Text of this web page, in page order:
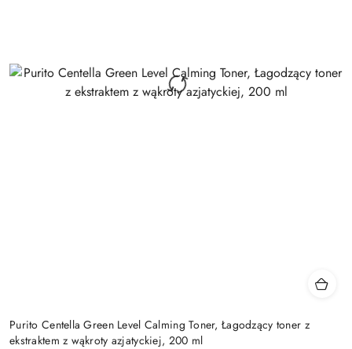
Purito Centella Green Level Calming Toner, Łagodzący toner z
ekstraktem z wąkroty azjatyckiej, 200 ml